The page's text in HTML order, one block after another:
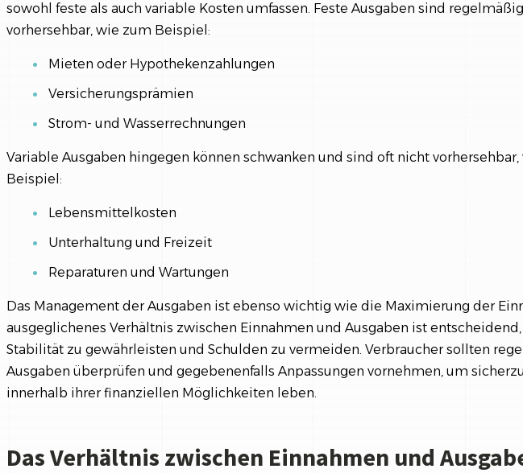
sowohl feste als auch variable Kosten umfassen. Feste Ausgaben sind
vorhersehbar, wie zum Beispiel:
Mieten oder Hypothekenzahlungen
Versicherungsprämien
Strom- und Wasserrechnungen
Variable Ausgaben hingegen können schwanken und sind oft nicht
Beispiel:
Lebensmittelkosten
Unterhaltung und Freizeit
Reparaturen und Wartungen
Das Management der Ausgaben ist ebenso wichtig wie die Maximierung der
ausgeglichenes Verhältnis zwischen Einnahmen und Ausgaben ist
Stabilität zu gewährleisten und Schulden zu vermeiden. Verbraucher sollten
Ausgaben überprüfen und gegebenenfalls Anpassungen vornehmen, um
innerhalb ihrer finanziellen Möglichkeiten leben.
Das Verhältnis zwischen Einnahmen und